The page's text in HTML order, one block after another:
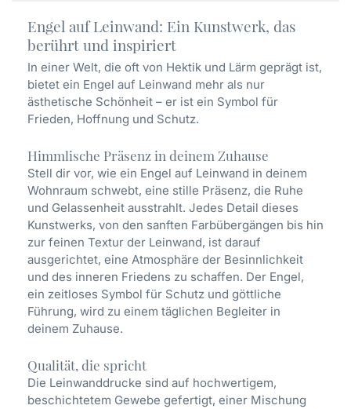
Engel auf Leinwand: Ein Kunstwerk, das
berührt und inspiriert
In einer Welt, die oft von Hektik und Lärm geprägt ist,
bietet ein Engel auf Leinwand mehr als nur
ästhetische Schönheit – er ist ein Symbol für
Frieden, Hoffnung und Schutz.
Himmlische Präsenz in deinem Zuhause
Stell dir vor, wie ein Engel auf Leinwand in deinem
Wohnraum schwebt, eine stille Präsenz, die Ruhe
und Gelassenheit ausstrahlt. Jedes Detail dieses
Kunstwerks, von den sanften Farbübergängen bis hin
zur feinen Textur der Leinwand, ist darauf
ausgerichtet, eine Atmosphäre der Besinnlichkeit
und des inneren Friedens zu schaffen. Der Engel,
ein zeitloses Symbol für Schutz und göttliche
Führung, wird zu einem täglichen Begleiter in
deinem Zuhause.
Qualität, die spricht
Die Leinwanddrucke sind auf hochwertigem,
beschichtetem Gewebe gefertigt, einer Mischung